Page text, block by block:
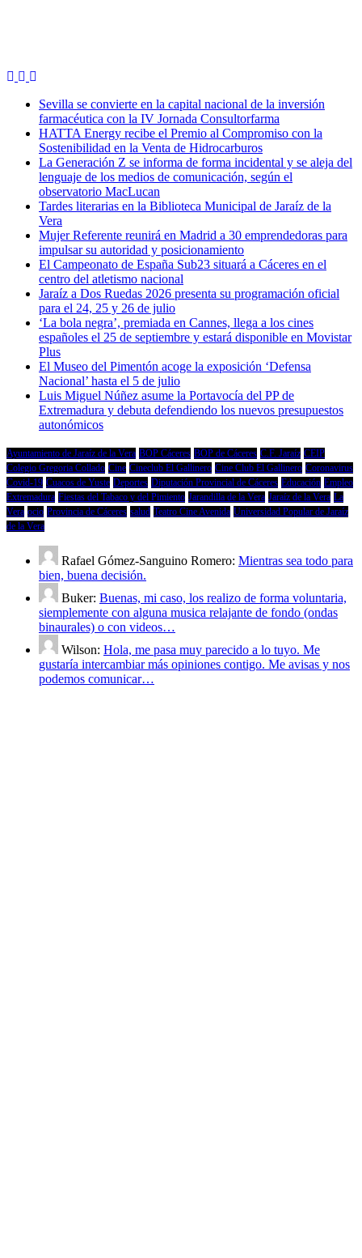
Sevilla se convierte en la capital nacional de la inversión
farmacéutica con la IV Jornada Consultorfarma
HATTA Energy recibe el Premio al Compromiso con la
Sostenibilidad en la Venta de Hidrocarburos
La Generación Z se informa de forma incidental y se aleja del
lenguaje de los medios de comunicación, según el
observatorio MacLucan
Tardes literarias en la Biblioteca Municipal de Jaraíz de la
Vera
Mujer Referente reunirá en Madrid a 30 emprendedoras para
impulsar su autoridad y posicionamiento
El Campeonato de España Sub23 situará a Cáceres en el
centro del atletismo nacional
Jaraíz a Dos Ruedas 2026 presenta su programación oficial
para el 24, 25 y 26 de julio
‘La bola negra’, premiada en Cannes, llega a los cines
españoles el 25 de septiembre y estará disponible en Movistar
Plus
El Museo del Pimentón acoge la exposición ‘Defensa
Nacional’ hasta el 5 de julio
Luis Miguel Núñez asume la Portavocía del PP de
Extremadura y debuta defendiendo los nuevos presupuestos
autonómicos
Ayuntamiento de Jaraíz de la Vera BOP Cáceres BOP de Cáceres C.F. Jaraíz CEIP
Colegio Gregoria Collado Cine Cineclub El Gallinero Cine Club El Gallinero Coronavirus
Covid-19 Cuacos de Yuste Deportes Diputación Provincial de Cáceres Educación Empleo
Extremadura Fiestas del Tabaco y del Pimiento Jarandilla de la Vera Jaraíz de la Vera La
Vera ocio Provincia de Cáceres salud Teatro Cine Avenida Universidad Popular de Jaraíz
de la Vera
Rafael Gómez-Sanguino Romero: Mientras sea todo para
bien, buena decisión.
Buker: Buenas, mi caso, los realizo de forma voluntaria,
siemplemente con alguna musica relajante de fondo (ondas
binaurales) o con videos…
Wilson: Hola, me pasa muy parecido a lo tuyo. Me
gustaría intercambiar más opiniones contigo. Me avisas y nos
podemos comunicar…